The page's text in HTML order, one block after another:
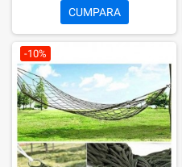
CUMPARA
-10%